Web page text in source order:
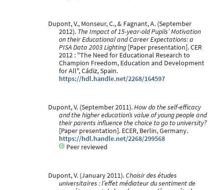
Dupont, V., Monseur, C., & Fagnant, A. (September
2012). The Impact of 15-year-old Pupils’ Motivation
on their Educational and Career Expectations: a
PISA Data 2003 Lighting [Paper presentation]. CER
2012 : "The Need for Educational Research to
Champion Freedom, Education and Development
for All", Cádiz, Spain.
https://hdl.handle.net/2268/164597
Dupont, V. (September 2011).How do the self-efficacy
and the higher education’s value of young people and
their parents influence the choice to go to university?
[Paper presentation]. ECER, Berlin, Germany.
https://hdl.handle.net/2268/299568
Peer reviewed
Dupont, V. (January 2011).Choisir des études
universitaires : l’effet médiateur du sentiment de